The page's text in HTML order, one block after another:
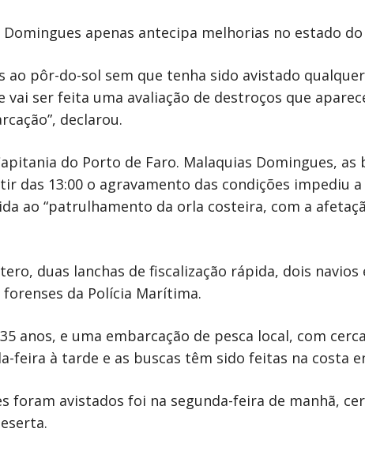
apenas antecipa melhorias no estado
ao pôr-do-sol sem que tenha sido avistado
vai ser feita uma avaliação de destroços que
declarou.
do Porto de Faro. Malaquias Domingues, as
das 13:00 o agravamento das condições impediu
ao “patrulhamento da orla costeira, com a
duas lanchas de fiscalização rápida, dois navios
da Polícia Marítima.
anos, e uma embarcação de pesca local, com
feira à tarde e as buscas têm sido feitas na costa
foram avistados foi na segunda-feira de manhã,